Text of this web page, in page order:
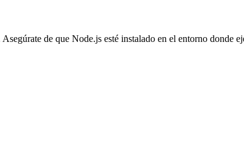
de que Node.js esté instalado en el entorno donde